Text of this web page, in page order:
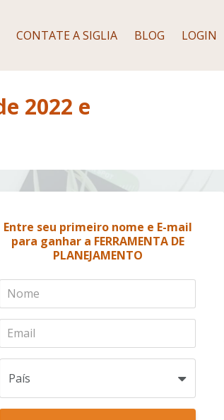
CONTATE A SIGLIA BLOG LOGIN
2022 e
Entre seu primeiro nome e E-mail
para ganhar a FERRAMENTA DE
PLANEJAMENTO